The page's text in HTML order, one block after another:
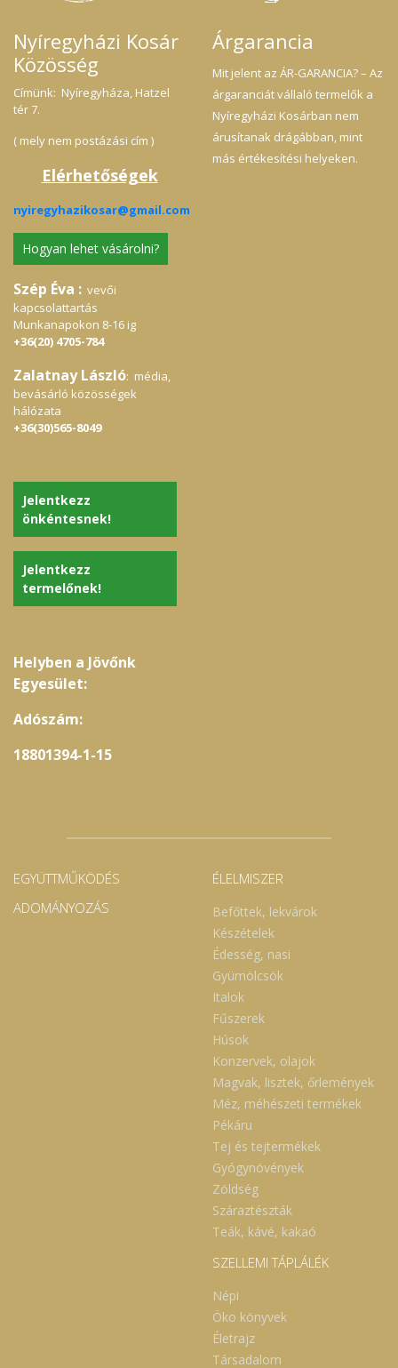
Nyíregyházi Kosár
Közösség
Címünk: Nyíregyháza, Hatzel
tér 7.
( mely nem postázási cím )
Elérhetőségek
nyiregyhazikosar@gmail.com
Hogyan lehet vásárolni?
Szép Éva : vevői
kapcsolattartás
Munkanapokon 8-16 ig
+36(20) 4705-784
Zalatnay László: média,
bevásárló közösségek
hálózata
+36(30)565-8049
Jelentkezz
önkéntesnek!
Jelentkezz
termelőnek!
Helyben a Jövőnk
Egyesület:
Adószám:
18801394-1-15
Árgarancia
Mit jelent az ÁR-GARANCIA? – Az
árgaranciát vállaló termelők a
Nyíregyházi Kosárban nem
árusítanak drágábban, mint
más értékesítési helyeken.
EGYÜTTMŰKÖDÉS
ADOMÁNYOZÁS
ÉLELMISZER
Befőttek, lekvárok
Készételek
Édesség, nasi
Gyümölcsök
Italok
Fűszerek
Húsok
Konzervek, olajok
Magvak, lisztek, őrlemények
Méz, méhészeti termékek
Pékáru
Tej és tejtermékek
Gyógynövények
Zöldség
Száraztészták
Teák, kávé, kakaó
SZELLEMI TÁPLÁLÉK
Népi
Öko könyvek
Életrajz
Társadalom